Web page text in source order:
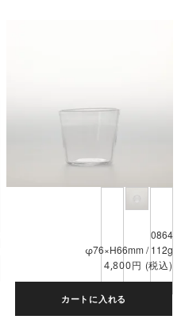
0864
φ76×H66mm / 112g
4,800円 (税込)
カートに入れる